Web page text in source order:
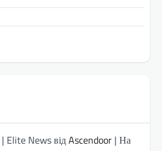
| Elite News відAscendoor | На